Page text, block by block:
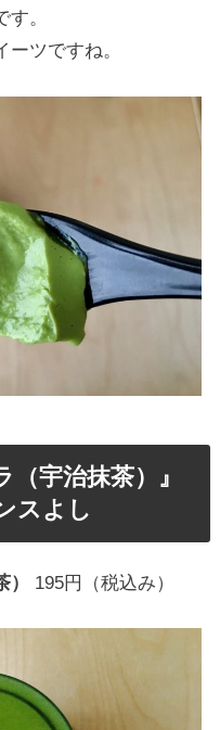
。
ツですね。
（宇治抹茶）』
スよし
195円（税込み）